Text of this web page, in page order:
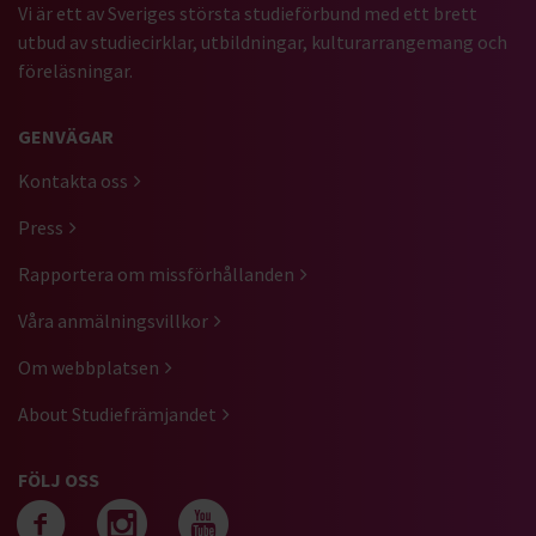
Vi är ett av Sveriges största studieförbund med ett brett
utbud av studiecirklar, utbildningar, kulturarrangemang och
föreläsningar.
GENVÄGAR
Kontakta oss
Press
Rapportera om missförhållanden
Våra anmälningsvillkor
Om webbplatsen
About Studiefrämjandet
FÖLJ OSS